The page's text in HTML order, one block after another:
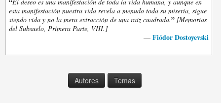
esta manifestación nuestra vida revela a menudo toda su miseria, sigue
siendo vida y no la mera extracción de una raiz cuadrada.” [Memorias
del Subsuelo, Primera Parte, VIII.]
— Fiódor Dostoyevski
Autores Temas